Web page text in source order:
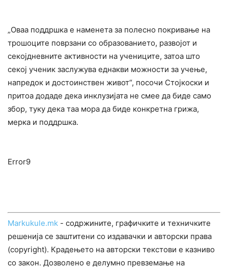
„Оваа поддршка е наменета за полесно покривање на
трошоците поврзани со образованието, развојот и
секојдневните активности на учениците, затоа што
секој ученик заслужува еднакви можности за учење,
напредок и достоинствен живот“, посочи Стојкоски и
притоа додаде дека инклузијата не смее да биде само
збор, туку дека таа мора да биде конкретна грижа,
мерка и поддршка.
Error9
Markukule.mk - содржините, графичките и техничките
решенија се заштитени со издавачки и авторски права
(copyright). Крадењето на авторски текстови е казниво
со закон. Дозволено е делумно превземање на